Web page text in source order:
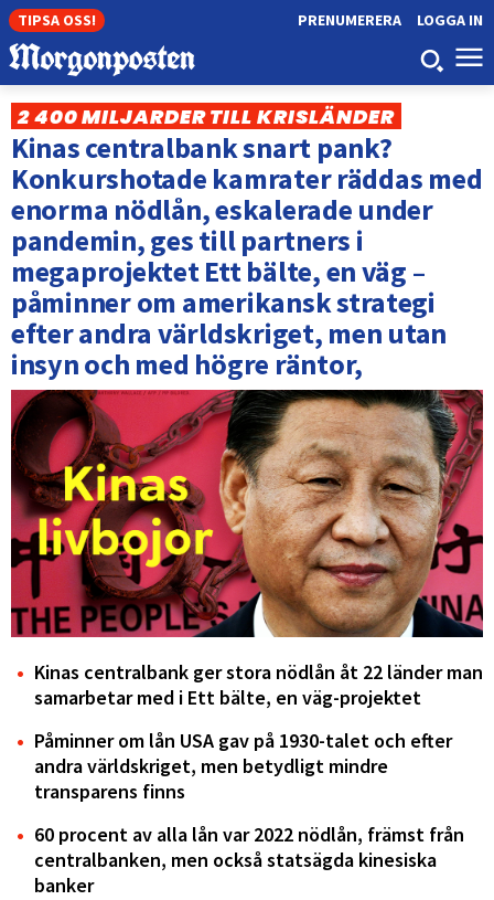
TIPSA OSS! LOGGA IN
PRENUMERERA
2 400 MILJARDER TILL KRISLÄNDER
Kinas centralbank snart pank?
Konkurshotade kamrater räddas med
enorma nödlån, eskalerade under
pandemin, ges till partners i
megaprojektet Ett bälte, en väg –
påminner om amerikansk strategi
efter andra världskriget, men utan
insyn och med högre räntor,
Kinas centralbank ger stora nödlån åt 22 länder man
samarbetar med i Ett bälte, en väg-projektet
Påminner om lån USA gav på 1930-talet och efter
andra världskriget, men betydligt mindre
transparens finns
60 procent av alla lån var 2022 nödlån, främst från
centralbanken, men också statsägda kinesiska
banker